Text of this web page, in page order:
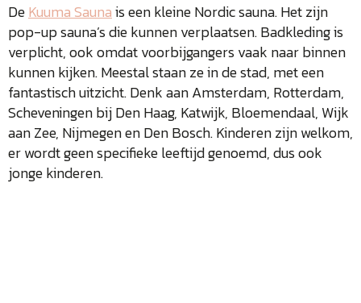
DeKuuma Saunais een kleine Nordic sauna. Het zijn
pop-up sauna’s die kunnen verplaatsen. Badkleding is
verplicht, ook omdat voorbijgangers vaak naar binnen
kunnen kijken. Meestal staan ze in de stad, met een
fantastisch uitzicht. Denk aan Amsterdam, Rotterdam,
Scheveningen bij Den Haag, Katwijk, Bloemendaal, Wijk
aan Zee, Nijmegen en Den Bosch. Kinderen zijn welkom,
er wordt geen specifieke leeftijd genoemd, dus ook
jonge kinderen.